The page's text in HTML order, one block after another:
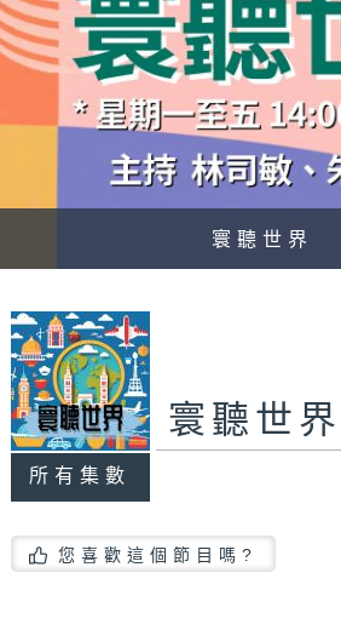
寰聽世界
所有集數
寰聽世界
您喜歡這個節目嗎?